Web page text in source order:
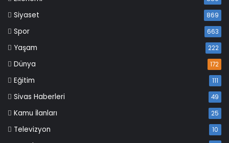
Siyaset 869
Spor 663
Yaşam 222
Dünya 172
Eğitim 111
Sivas Haberleri 49
Kamu İlanları 25
Televizyon 10